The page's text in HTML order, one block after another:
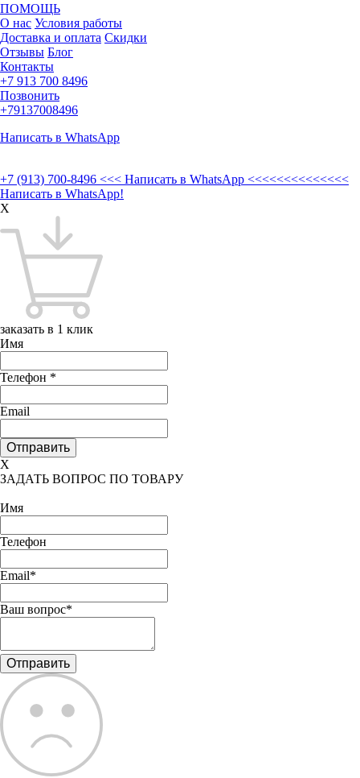
ПОМОЩЬ
О нас Условия работы
Доставка и оплата Скидки
Отзывы Блог
Контакты
+7 913 700 8496
Позвонить
+79137008496
Написать в WhatsApp
+7 (913) 700-8496 <<< Написать в WhatsApp <<<<<<<<<<<<<<
Написать в WhatsApp!
X
заказать в 1 клик
Имя
Телефон *
Email
X
ЗАДАТЬ ВОПРОС ПО ТОВАРУ
Имя
Телефон
Email*
Ваш вопрос*